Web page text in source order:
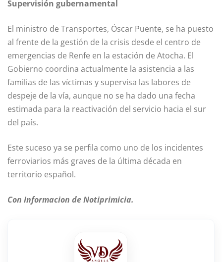
Supervisión gubernamental
El ministro de Transportes, Óscar Puente, se ha puesto
al frente de la gestión de la crisis desde el centro de
emergencias de Renfe en la estación de Atocha. El
Gobierno coordina actualmente la asistencia a las
familias de las víctimas y supervisa las labores de
despeje de la vía, aunque no se ha dado una fecha
estimada para la reactivación del servicio hacia el sur
del país.
Este suceso ya se perfila como uno de los incidentes
ferroviarios más graves de la última década en
territorio español.
Con Informacion de Notiprimicia.